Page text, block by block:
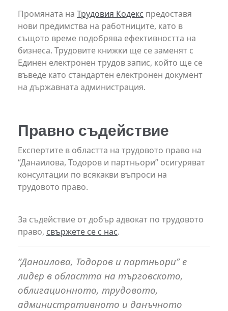
Промяната на Трудовия Кодекс предоставя
нови предимства на работниците, като в
същото време подобрява ефективността на
бизнеса. Трудовите книжки ще се заменят с
Единен електронен трудов запис, който ще се
въведе като стандартен електронен документ
на държавната администрация.
Правно съдействие
Експертите в областта на трудовото право на
“Данаилова, Тодоров и партньори” осигуряват
консултации по всякакви въпроси на
трудовото право.
За съдействие от добър адвокат по трудовото
право, свържете се с нас.
“Данаилова, Тодоров и партньори” е
лидер в областта на търговското,
облигационното, трудовото,
административното и данъчното